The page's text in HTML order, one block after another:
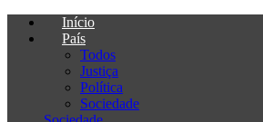
Início
País
Todos
Justiça
Política
Sociedade